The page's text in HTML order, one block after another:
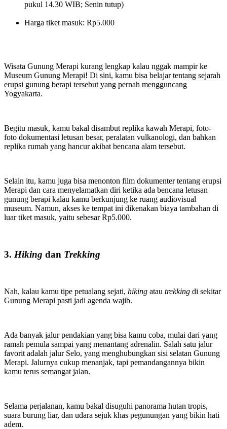
pukul 14.30 WIB; Senin tutup)
Harga tiket masuk: Rp5.000
Wisata Gunung Merapi kurang lengkap kalau nggak mampir ke
Museum Gunung Merapi! Di sini, kamu bisa belajar tentang sejarah
erupsi gunung berapi tersebut yang pernah mengguncang
Yogyakarta.
Begitu masuk, kamu bakal disambut replika kawah Merapi, foto-
foto dokumentasi letusan besar, peralatan vulkanologi, dan bahkan
replika rumah yang hancur akibat bencana alam tersebut.
Selain itu, kamu juga bisa menonton film dokumenter tentang erupsi
Merapi dan cara menyelamatkan diri ketika ada bencana letusan
gunung berapi kalau kamu berkunjung ke ruang audiovisual
museum. Namun, akses ke tempat ini dikenakan biaya tambahan di
luar tiket masuk, yaitu sebesar Rp5.000.
3. Hiking dan Trekking
Nah, kalau kamu tipe petualang sejati, hiking atau trekking di sekitar
Gunung Merapi pasti jadi agenda wajib.
Ada banyak jalur pendakian yang bisa kamu coba, mulai dari yang
ramah pemula sampai yang menantang adrenalin. Salah satu jalur
favorit adalah jalur Selo, yang menghubungkan sisi selatan Gunung
Merapi. Jalurnya cukup menanjak, tapi pemandangannya bikin
kamu terus semangat jalan.
Selama perjalanan, kamu bakal disuguhi panorama hutan tropis,
suara burung liar, dan udara sejuk khas pegunungan yang bikin hati
adem.